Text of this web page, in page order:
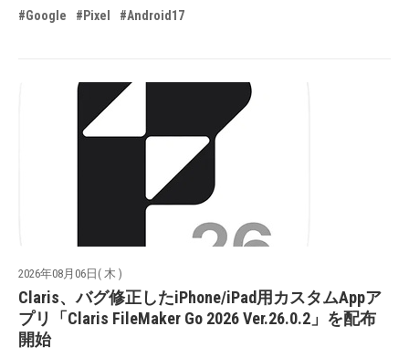
#Google #Pixel #Android17
2026年08月06日( 木 )
Claris、バグ修正したiPhone/iPad用カスタムAppア
プリ「Claris FileMaker Go 2026 Ver.26.0.2」を配布
開始